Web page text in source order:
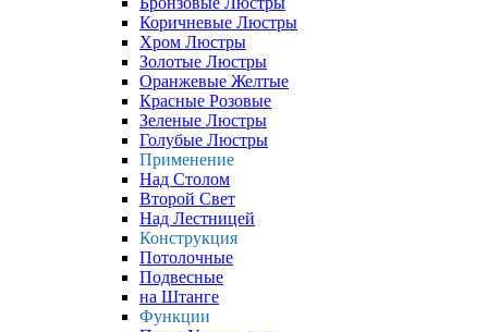
Коричневые Люстры
Хром Люстры
Золотые Люстры
Оранжевые Желтые
Красные Розовые
Зеленые Люстры
Голубые Люстры
Применение
Над Столом
Второй Свет
Над Лестницей
Конструкция
Потолочные
Подвесные
на Штанге
Функции